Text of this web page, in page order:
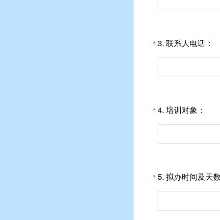
*3. 联系人电话：
*4. 培训对象：
*5. 拟办时间及天